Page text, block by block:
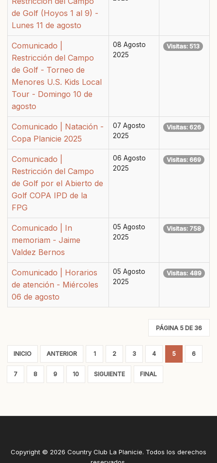
de Golf (Hoyos 1 al 9) -
Lunes 11 de agosto
Comunicado |
Restricción del Campo
de Golf - Torneo de
Menores U.S. Kids Local
Tour - Domingo 10 de
agosto
08 Agosto
2025
Visitas: 513
Comunicado | Natación -
Copa Planicie 2025
07 Agosto
2025
Visitas: 626
Comunicado |
Restricción del Campo
de Golf por el Abierto de
Golf COPA IPD de la
FPG
06 Agosto
2025
Visitas: 669
Comunicado | In
memoriam - Jaime
Valdez Bernos
05 Agosto
2025
Visitas: 758
Comunicado | Horarios
de atención - Miércoles
06 de agosto
05 Agosto
2025
Visitas: 489
PÁGINA 5 DE 36
INICIO ANTERIOR 1 2 3 4 5 6
7 8 9 10 SIGUIENTE FINAL
Copyright © 2026 Country Club La Planicie. Todos los derechos